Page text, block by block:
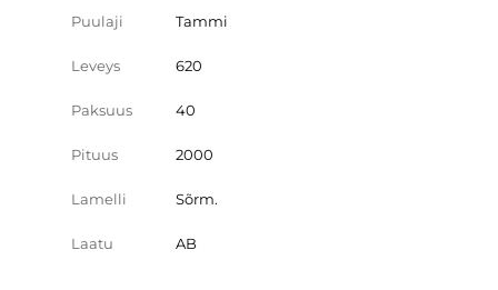
Puulaji Tammi
Leveys 620
Paksuus 40
Pituus 2000
Lamelli Sõrm.
Laatu AB